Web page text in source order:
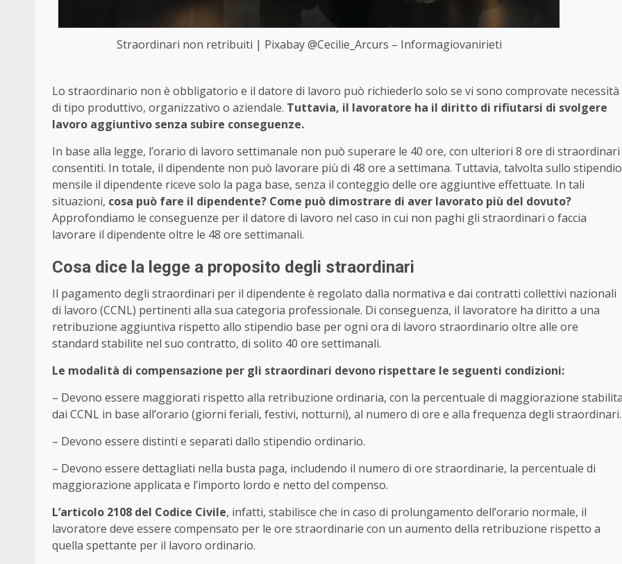
Straordinari non retribuiti | Pixabay @Cecilie_Arcurs – Informagiovanirieti
Lo straordinario non è obbligatorio e il datore di lavoro può richiederlo solo se vi sono comprovate necessità
di tipo produttivo, organizzativo o aziendale. Tuttavia, il lavoratore ha il diritto di rifiutarsi di svolgere
lavoro aggiuntivo senza subire conseguenze.
In base alla legge, l’orario di lavoro settimanale non può superare le 40 ore, con ulteriori 8 ore di straordinari
consentiti. In totale, il dipendente non può lavorare più di 48 ore a settimana. Tuttavia, talvolta sullo stipendio
mensile il dipendente riceve solo la paga base, senza il conteggio delle ore aggiuntive effettuate. In tali
situazioni, cosa può fare il dipendente? Come può dimostrare di aver lavorato più del dovuto?
Approfondiamo le conseguenze per il datore di lavoro nel caso in cui non paghi gli straordinari o faccia
lavorare il dipendente oltre le 48 ore settimanali.
Cosa dice la legge a proposito degli straordinari
Il pagamento degli straordinari per il dipendente è regolato dalla normativa e dai contratti collettivi nazionali
di lavoro (CCNL) pertinenti alla sua categoria professionale. Di conseguenza, il lavoratore ha diritto a una
retribuzione aggiuntiva rispetto allo stipendio base per ogni ora di lavoro straordinario oltre alle ore
standard stabilite nel suo contratto, di solito 40 ore settimanali.
Le modalità di compensazione per gli straordinari devono rispettare le seguenti condizioni:
– Devono essere maggiorati rispetto alla retribuzione ordinaria, con la percentuale di maggiorazione
dai CCNL in base all’orario (giorni feriali, festivi, notturni), al numero di ore e alla frequenza degli straordinari.
– Devono essere distinti e separati dallo stipendio ordinario.
– Devono essere dettagliati nella busta paga, includendo il numero di ore straordinarie, la percentuale di
maggiorazione applicata e l’importo lordo e netto del compenso.
L’articolo 2108 del Codice Civile, infatti, stabilisce che in caso di prolungamento dell’orario normale, il
lavoratore deve essere compensato per le ore straordinarie con un aumento della retribuzione rispetto a
quella spettante per il lavoro ordinario.